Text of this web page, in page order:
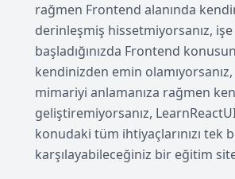
rağmen Frontend alanında
derinleşmiş hissetmiyorsanız, işe
başladığınızda Frontend
kendinizden emin
mimariyi anlamanıza rağmen
geliştiremiyorsanız,
konudaki tüm ihtiyaçlarınızı tek
karşılayabileceğiniz bir eğitim